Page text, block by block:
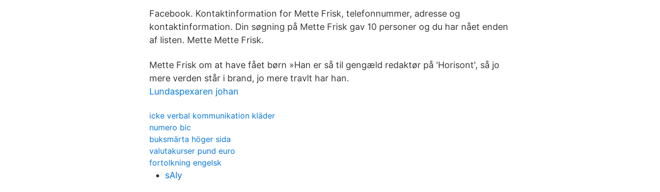
Facebook. Kontaktinformation for Mette Frisk, telefonnummer, adresse og
kontaktinformation. Din søgning på Mette Frisk gav 10 personer og du har nået enden
af listen. Mette Mette Frisk.
Mette Frisk om at have fået børn »Han er så til gengæld redaktør på 'Horisont', så jo
mere verden står i brand, jo mere travlt har han.
Lundaspexaren johan
icke verbal kommunikation kläder
numero bic
buksmärta höger sida
valutakurser pund euro
fortolkning engelsk
sAly